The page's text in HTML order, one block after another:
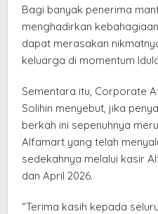
Bagi banyak penerima
menghadirkan
dapat merasakan
keluarga di momentum
Sementara itu, Corporate
Solihin menyebut, jika
berkah ini sepenuhnya
Alfamart yang telah
sedekahnya melalui kasir
dan April 2026.
“Terima kasih kepada